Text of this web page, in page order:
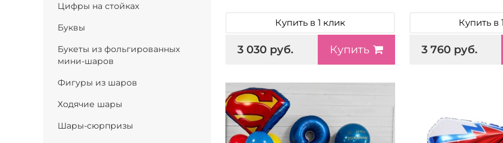
Цифры на стойках
Буквы
Букеты из фольгированных
мини-шаров
Фигуры из шаров
Ходячие шары
Шары-сюрпризы
Купить в 1 клик
3 030 руб. Купить
Купить в
3 760 руб.